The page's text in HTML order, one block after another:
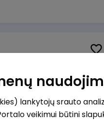
lankytojų srauto
veikimui būtini